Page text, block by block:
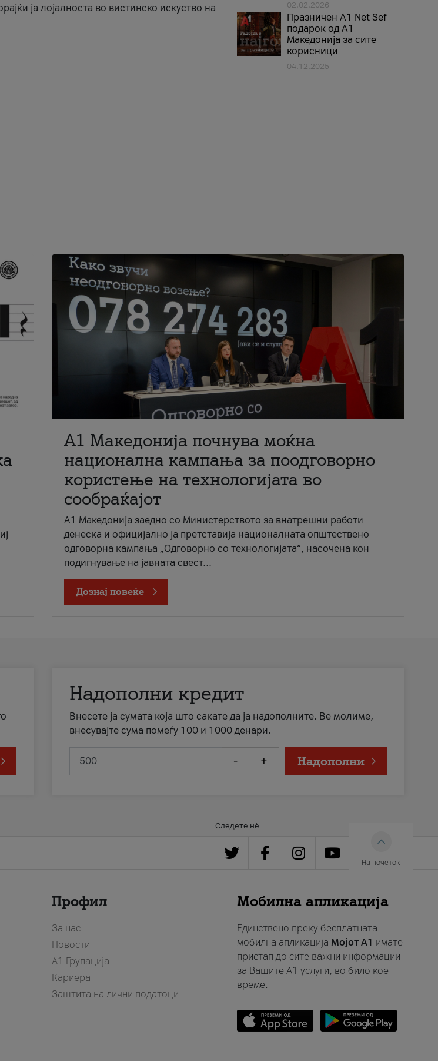
ја лојалноста во вистинско искуство на
02.02.2026
Празничен A1 Net Sеf
подарок од А1
Македонија за сите
корисници
04.12.2025
A1 Македонија почнува моќна
национална кампања за поодговорно
користење на технологијата во
сообраќајот
A1 Македонија заедно со Министерството за внатрешни работи
денеска и официјално ја претставија националната општествено
одговорна кампања „Одговорно со технологијата“, насочена кон
подигнување на јавната свест...
Дознај повеќе
Надополни кредит
Внесете ја сумата која што сакате да ја надополните. Ве молиме,
внесувајте сума помеѓу 100 и 1000 денари.
- + Надополни
Следете нè
На почеток
Профил
За нас
Новости
А1 Групација
Кариера
Заштита на лични податоци
Мобилна апликација
Единствено преку бесплатната
мобилна апликација Мојот A1 имате
пристап до сите важни информации
за Вашите A1 услуги, во било кое
време.